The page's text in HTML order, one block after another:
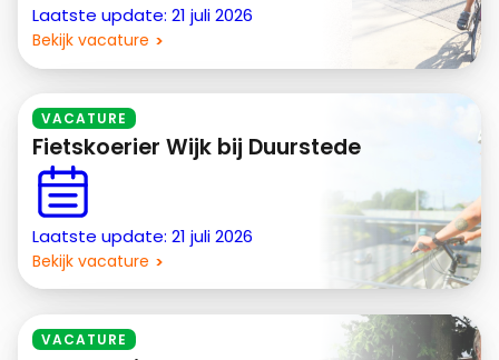
Laatste update: 21 juli 2026
Bekijk vacature
VACATURE
Fietskoerier Wijk bij Duurstede
Laatste update: 21 juli 2026
Bekijk vacature
VACATURE